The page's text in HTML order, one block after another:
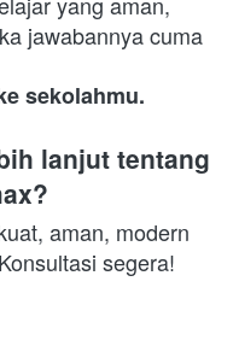
jawabannya cuma
sekolahmu.
lanjut tentang
aman, modern
segera!